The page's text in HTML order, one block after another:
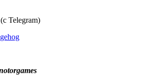
Telegram)